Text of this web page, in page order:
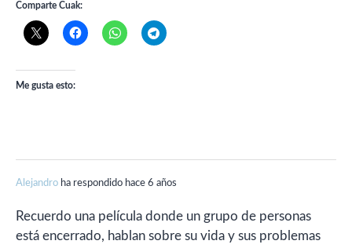
Comparte Cuak:
Me gusta esto:
Alejandro ha respondido hace 6 años
Recuerdo una película donde un grupo de personas
está encerrado, hablan sobre su vida y sus problemas